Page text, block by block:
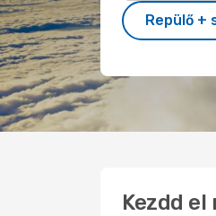
Repülő +
Kezdd